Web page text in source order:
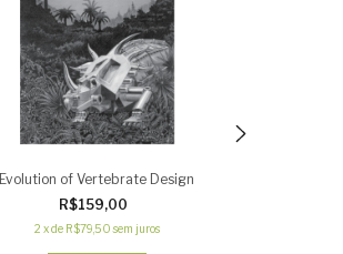
Evolution of Vertebrate Design
R$159,00
2 xde R$79,50 sem juros